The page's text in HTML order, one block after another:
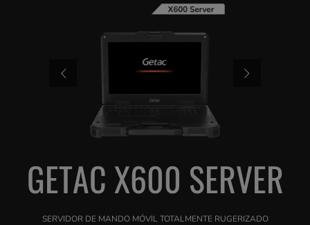
GETAC X600 SERVER
SERVIDOR DE MANDO MÓVIL TOTALMENTE RUGERIZADO